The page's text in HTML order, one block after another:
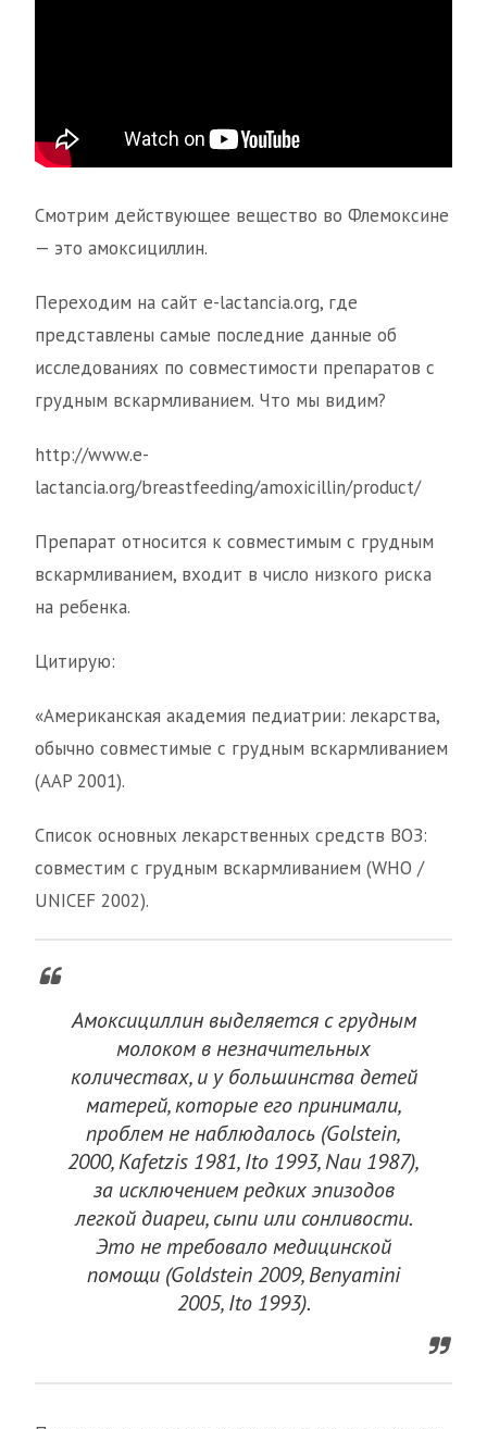
Смотрим действующее вещество во Флемоксине
— это амоксициллин.
Переходим на сайт e-lactancia.org, где
представлены самые последние данные об
исследованиях по совместимости препаратов с
грудным вскармливанием. Что мы видим?
http://www.e-
lactancia.org/breastfeeding/amoxicillin/product/
Препарат относится к совместимым с грудным
вскармливанием, входит в число низкого риска
на ребенка.
Цитирую:
«Американская академия педиатрии: лекарства,
обычно совместимые с грудным вскармливанием
(AAP 2001).
Список основных лекарственных средств ВОЗ:
совместим с грудным вскармливанием (WHO /
UNICEF 2002).
Амоксициллин выделяется с грудным
молоком в незначительных
количествах, и у большинства детей
матерей, которые его принимали,
проблем не наблюдалось (Golstein,
2000, Kafetzis 1981, Ito 1993, Nau 1987),
за исключением редких эпизодов
легкой диареи, сыпи или сонливости.
Это не требовало медицинской
помощи (Goldstein 2009, Benyamini
2005, Ito 1993).